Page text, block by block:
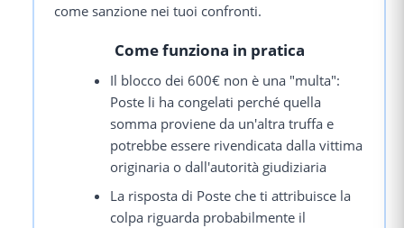
come sanzione nei tuoi confronti.
Come funziona in pratica
Il blocco dei 600€ non è una "multa":
Poste li ha congelati perché quella
somma proviene da un'altra truffa e
potrebbe essere rivendicata dalla vittima
originaria o dall'autorità giudiziaria
La risposta di Poste che ti attribuisce la
colpa riguarda probabilmente il